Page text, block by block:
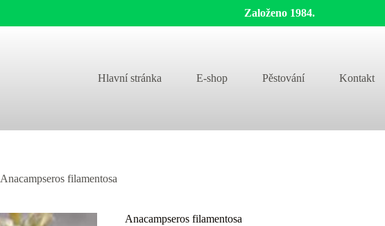
Založeno 1984.
Hlavní stránka E-shop Pěstování Kontakt
Anacampseros filamentosa
Anacampseros filamentosa